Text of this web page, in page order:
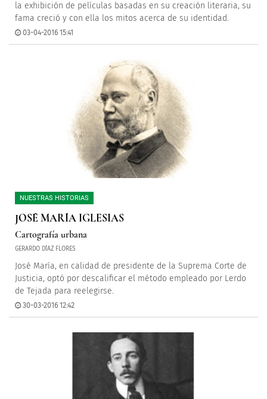
la exhibición de películas basadas en su creación literaria, su
fama creció y con ella los mitos acerca de su identidad.
03-04-2016 15:41
NUESTRAS HISTORIAS
JOSÉ MARÍA IGLESIAS
Cartografía urbana
GERARDO DÍAZ FLORES
José María, en calidad de presidente de la Suprema Corte de
Justicia, optó por descalificar el método empleado por Lerdo
de Tejada para reelegirse.
30-03-2016 12:42